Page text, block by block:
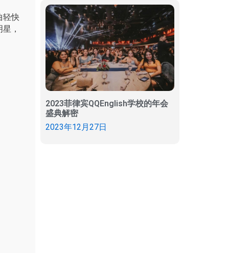
轻快
，
2023菲律宾QQEnglish学校的年会
盛典解密
2023年12月27日